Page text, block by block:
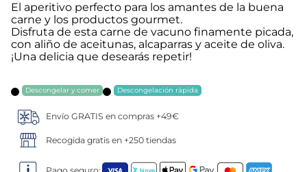
El aperitivo perfecto para los amantes de la buena
carne y los productos gourmet.
Disfruta de esta carne de vacuno finamente picada,
con aliño de aceitunas, alcaparras y aceite de oliva.
¡Una delicia que desearás repetir!
Descongelar y comer Descongelación rápida
Envío GRATIS en compras +49€
Recogida gratis en +250 tiendas
5. verduras
6 . croquetas
7. canelones
8. gambon